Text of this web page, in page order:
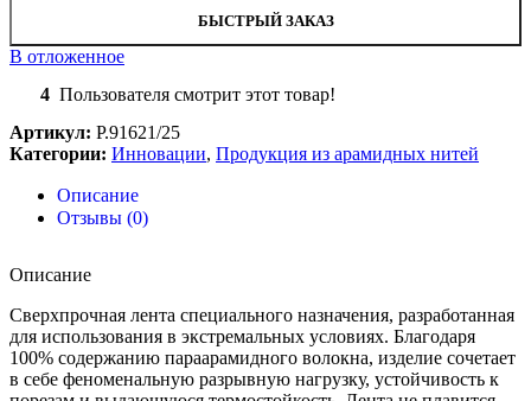
БЫСТРЫЙ ЗАКАЗ
В отложенное
4 Пользователя смотрит этот товар!
Артикул: Р.91621/25
Категории: Инновации, Продукция из арамидных нитей
Описание
Отзывы (0)
Описание
Сверхпрочная лента специального назначения, разработанная
для использования в экстремальных условиях. Благодаря
100% содержанию параарамидного волокна, изделие сочетает
в себе феноменальную разрывную нагрузку, устойчивость к